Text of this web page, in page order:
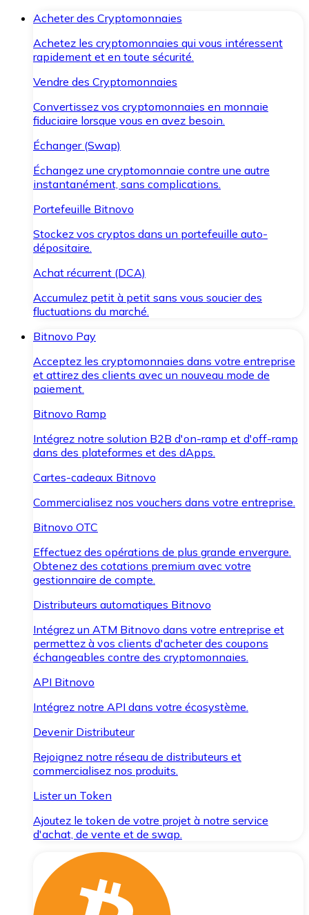
Acheter des Cryptomonnaies
Achetez les cryptomonnaies qui vous intéressent
rapidement et en toute sécurité.
Vendre des Cryptomonnaies
Convertissez vos cryptomonnaies en monnaie
fiduciaire lorsque vous en avez besoin.
Échanger (Swap)
Échangez une cryptomonnaie contre une autre
instantanément, sans complications.
Portefeuille Bitnovo
Stockez vos cryptos dans un portefeuille auto-
dépositaire.
Achat récurrent (DCA)
Accumulez petit à petit sans vous soucier des
fluctuations du marché.
Bitnovo Pay
Acceptez les cryptomonnaies dans votre entreprise
et attirez des clients avec un nouveau mode de
paiement.
Bitnovo Ramp
Intégrez notre solution B2B d'on-ramp et d'off-ramp
dans des plateformes et des dApps.
Cartes-cadeaux Bitnovo
Commercialisez nos vouchers dans votre entreprise.
Bitnovo OTC
Effectuez des opérations de plus grande envergure.
Obtenez des cotations premium avec votre
gestionnaire de compte.
Distributeurs automatiques Bitnovo
Intégrez un ATM Bitnovo dans votre entreprise et
permettez à vos clients d'acheter des coupons
échangeables contre des cryptomonnaies.
API Bitnovo
Intégrez notre API dans votre écosystème.
Devenir Distributeur
Rejoignez notre réseau de distributeurs et
commercialisez nos produits.
Lister un Token
Ajoutez le token de votre projet à notre service
d'achat, de vente et de swap.